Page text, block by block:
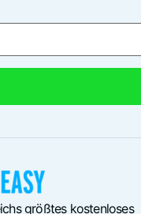
größtes kostenloses